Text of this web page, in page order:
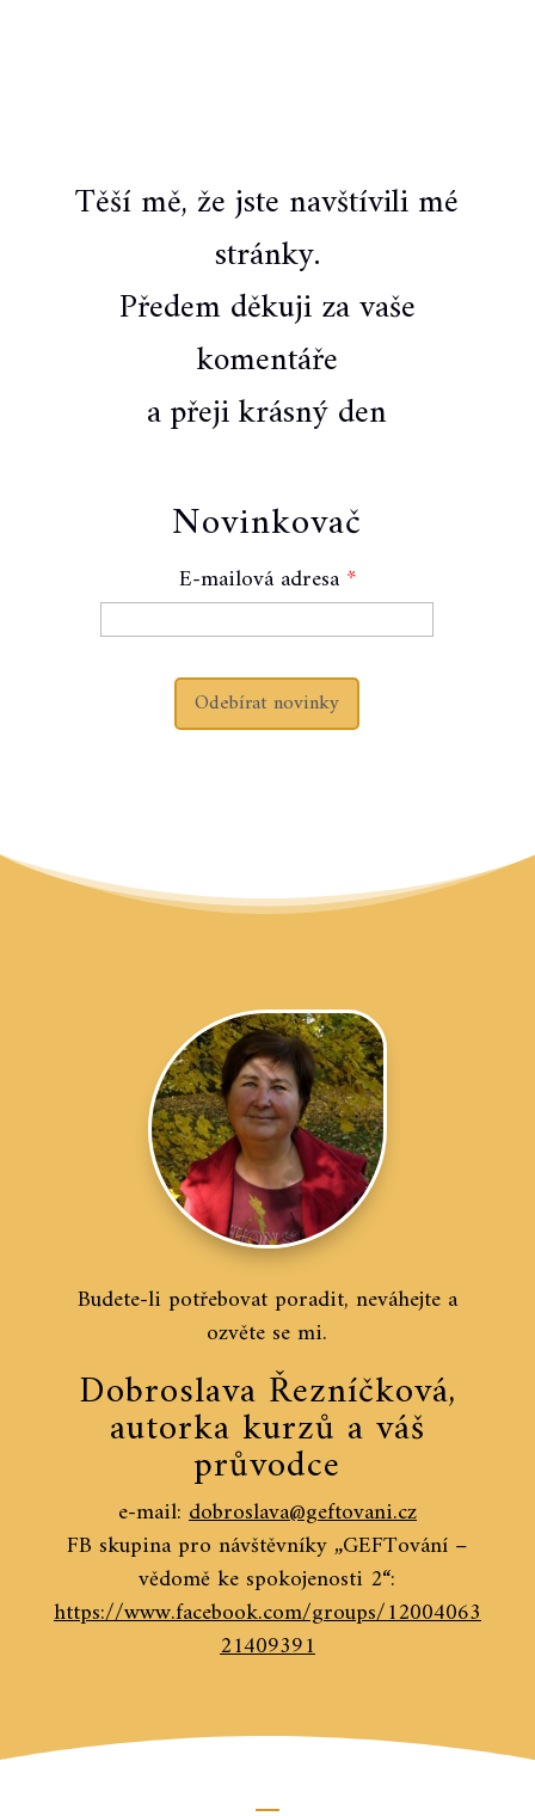
Těší mě, že jste navštívili mé
stránky.
Předem děkuji za vaše
komentáře
a přeji krásný den
Novinkovač
E-mailová adresa
Odebírat novinky
Budete-li potřebovat poradit, neváhejte a
ozvěte se mi.
Dobroslava Řezníčková,
autorka kurzů a váš
průvodce
e-mail: dobroslava@geftovani.cz
FB skupina pro návštěvníky „GEFTování –
vědomě ke spokojenosti 2“:
https://www.facebook.com/groups/12004063
21409391